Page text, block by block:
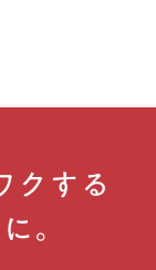
クする
。